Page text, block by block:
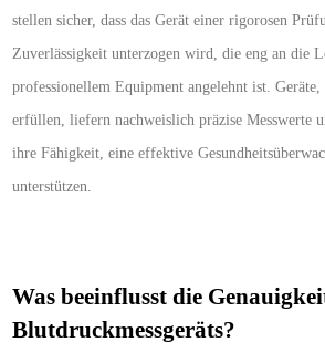
stellen sicher, dass das Gerät einer rigorosen
Zuverlässigkeit unterzogen wird, die eng an die
professionellem Equipment angelehnt ist.
erfüllen, liefern nachweislich präzise Messwerte
ihre Fähigkeit, eine effektive
unterstützen.
Was beeinflusst die
Blutdruckmessgeräts?